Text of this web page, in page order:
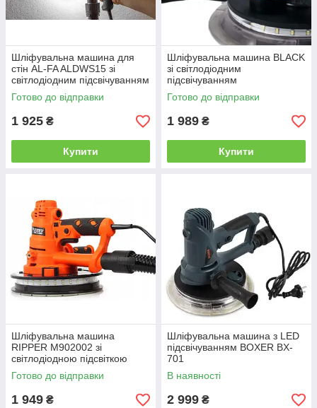
Шліфувальна машина для
стін AL-FA ALDWS15 зі
світлодіодним підсвічуванням
Готово до відправки
1 925 ₴
Купити
Шліфувальна машина BLACK
зі світлодіодним
підсвічуванням
Готово до відправки
1 989 ₴
Купити
Шліфувальна машина
RIPPER M902002 зі
світлодіодною підсвіткою
Готово до відправки
1 949 ₴
Шліфувальна машина з LED
підсвічуванням BOXER BX-
701
В наявності
2 999 ₴